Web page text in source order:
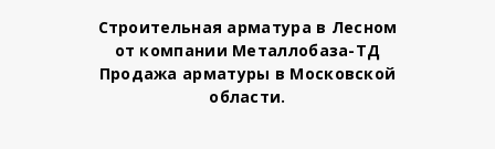
Строительная арматура в Лесном
от компании Металлобаза-ТД
Продажа арматуры в Московской
области.